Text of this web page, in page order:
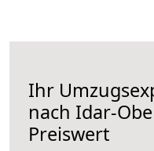
Ihr
nach Idar-
Preiswert